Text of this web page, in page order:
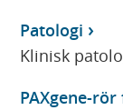
Patologi
Klinisk
PAXgene-